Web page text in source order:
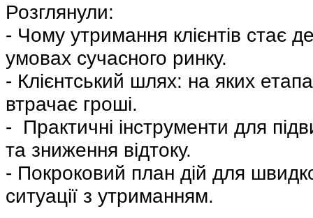
Розглянули:
- Чому утримання клієнтів стає
умовах сучасного ринку.
- Клієнтський шлях: на яких
втрачає гроші.
- Практичні інструменти для
та зниження відтоку.
- Покроковий план дій для
ситуації з утриманням.